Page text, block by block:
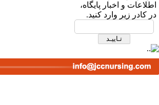
اطلاعات و اخبار پایگاه،
در کادر زیر وارد کنید.